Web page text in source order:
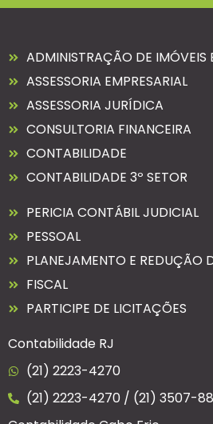
ADMINISTRAÇÃO DE IMÓVEIS
ASSESSORIA EMPRESARIAL
ASSESSORIA JURÍDICA
CONSULTORIA FINANCEIRA
CONTABILIDADE
CONTABILIDADE 3º SETOR
PERICIA CONTÁBIL JUDICIAL
PESSOAL
PLANEJAMENTO E REDUÇÃO
FISCAL
PARTICIPE DE LICITAÇÕES
Contabilidade RJ
(21) 2223-4270
(21) 2223-4270 / (21) 3507-